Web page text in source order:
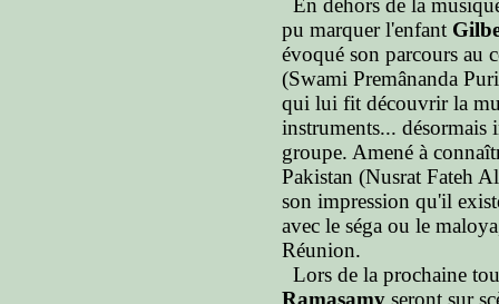
En dehors de la
pu marquer l'enfant
évoqué son parcours au
(Swami Premânanda
qui lui fit découvrir la
instruments... désormais
groupe. Amené à
Pakistan (Nusrat Fateh
son impression qu'il
avec le séga ou le
Réunion.
Lors de la prochaine
Ramasamyseront sur